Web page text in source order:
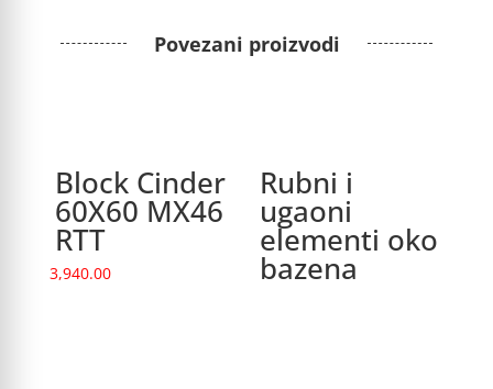
Povezani proizvodi
Block Cinder
60X60 MX46
RTT
3,940.00
Rubni i
ugaoni
elementi oko
bazena